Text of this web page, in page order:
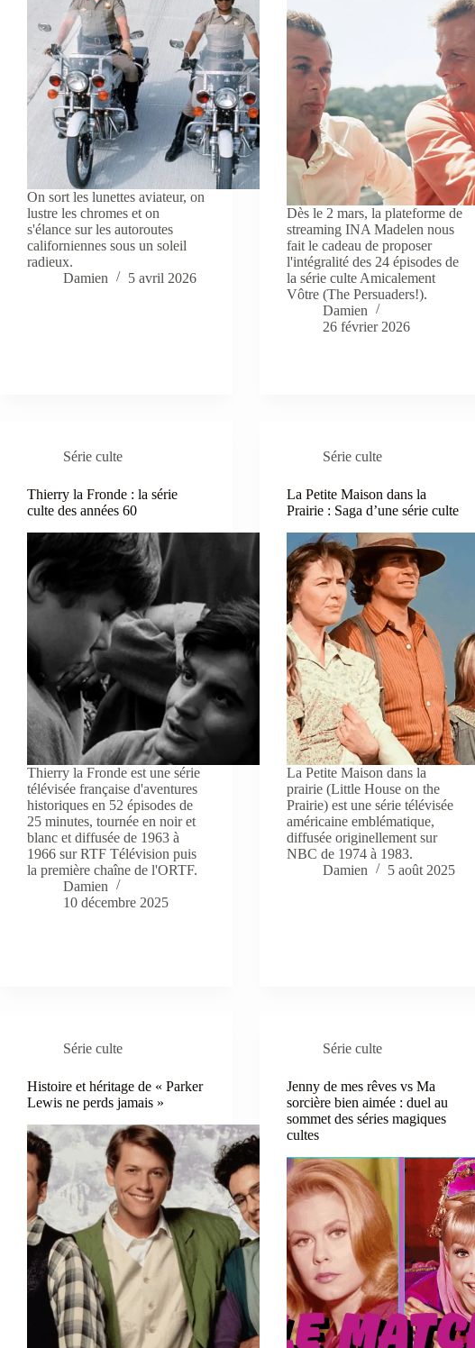
On sort les lunettes aviateur, on
lustre les chromes et on
s'élance sur les autoroutes
californiennes sous un soleil
radieux.
Damien
5 avril 2026
Dès le 2 mars, la plateforme de
streaming INA Madelen nous
fait le cadeau de proposer
l'intégralité des 24 épisodes de
la série culte Amicalement
Vôtre (The Persuaders!).
Damien
26 février 2026
Série culte
Thierry la Fronde : la série
culte des années 60
Thierry la Fronde est une série
télévisée française d'aventures
historiques en 52 épisodes de
25 minutes, tournée en noir et
blanc et diffusée de 1963 à
1966 sur RTF Télévision puis
la première chaîne de l'ORTF.
Damien
10 décembre 2025
Série culte
La Petite Maison dans la
Prairie : Saga d’une série culte
La Petite Maison dans la
prairie (Little House on the
Prairie) est une série télévisée
américaine emblématique,
diffusée originellement sur
NBC de 1974 à 1983.
Damien
5 août 2025
Série culte
Histoire et héritage de « Parker
Lewis ne perds jamais »
Série culte
Jenny de mes rêves vs Ma
sorcière bien aimée : duel au
sommet des séries magiques
cultes